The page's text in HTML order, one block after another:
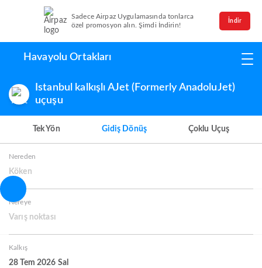
Sadece Airpaz Uygulamasında tonlarca
özel promosyon alın. Şimdi İndirin!
İndir
Havayolu Ortakları
Istanbul kalkışlı AJet (Formerly AnadoluJet)
uçuşu
Tek Yön Gidiş Dönüş Çoklu Uçuş
Nereden
Köken
Nereye
Varış noktası
Kalkış
28 Tem 2026 Sal